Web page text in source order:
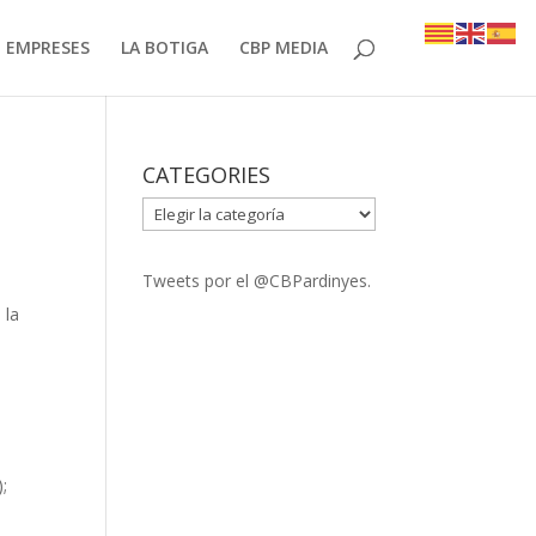
EMPRESES LA BOTIGA CBP MEDIA
la
CATEGORIES
CATEGORIES
Tweets por el @CBPardinyes.